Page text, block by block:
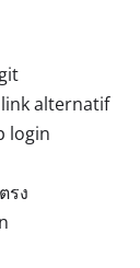
alternatif
login
รง